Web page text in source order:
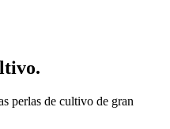
perlas de cultivo de gran